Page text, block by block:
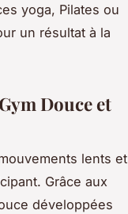
yoga, Pilates ou
un résultat à la
Douce et
lents et
Grâce aux
développées